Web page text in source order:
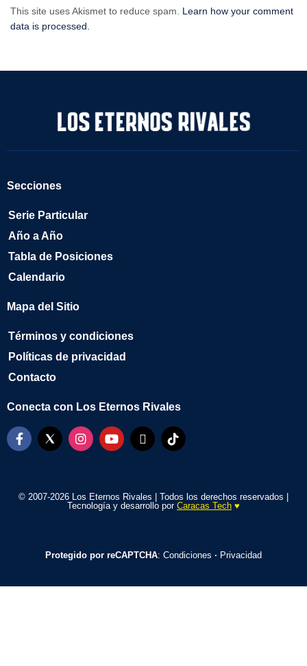
This site uses Akismet to reduce spam. Learn how your comment
data is processed.
Secciones
Serie Particular
Año a Año
Tabla de Posiciones
Calendario
Mapa del Sitio
Términos y condiciones
Políticas de privacidad
Contacto
Conecta con Los Eternos Rivales
© 2007-2026 Los Eternos Rivales | Todos los derechos reservados |
Tecnología y desarrollo por Caracas Tech ♥️
Protegido por reCAPTCHA: Condiciones · Privacidad